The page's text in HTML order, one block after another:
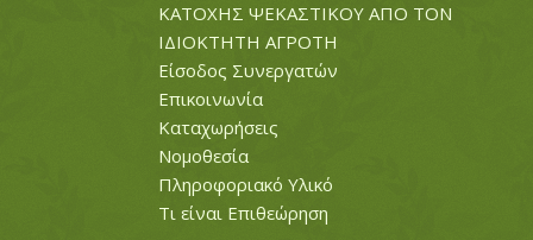
ΚΑΤΟΧΗΣ ΨΕΚΑΣΤΙΚΟΥ ΑΠΟ ΤΟΝ
ΙΔΙΟΚΤΗΤΗ ΑΓΡΟΤΗ
Είσοδος Συνεργατών
Επικοινωνία
Καταχωρήσεις
Νομοθεσία
Πληροφοριακό Υλικό
Τι είναι Επιθεώρηση